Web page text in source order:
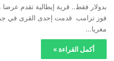
بدولار فقط.. قرية إيطالية تقدم عرضا
فوز ترامب قدمت إحدى القرى في
مغريا…
أكمل القراءة »